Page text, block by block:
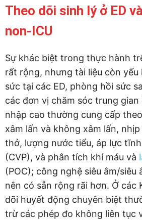
Theo dõi sinh lý ở ED
non-ICU
Sự khác biệt trong thực hành
rất rộng, nhưng tài liệu còn yếu
sức tại các ED, phòng hồi sức
các đơn vị chăm sóc trung
nhập cao thường cung cấp
xâm lấn và không xâm lấn,
thở, lượng nước tiểu, áp lực
(CVP), và phân tích khí máu và
(POC); công nghệ siêu âm/
nên có sẵn rộng rãi hơn. Ở các
dõi huyết động chuyên biệt
trừ các phép đo không liên tục